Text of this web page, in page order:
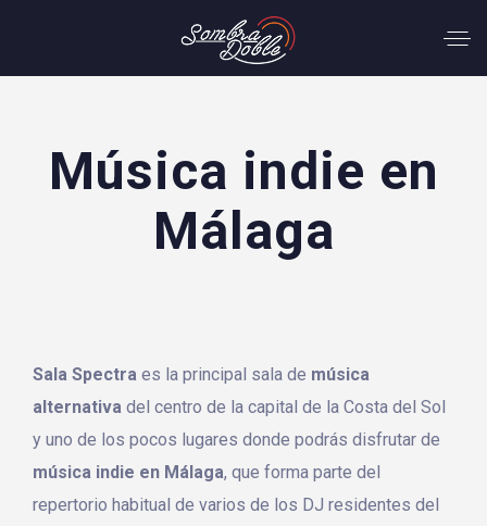
Música indie en
Málaga
Sala Spectra es la principal sala de música
alternativa del centro de la capital de la Costa del Sol
y uno de los pocos lugares donde podrás disfrutar de
música indie en Málaga, que forma parte del
repertorio habitual de varios de los DJ residentes del